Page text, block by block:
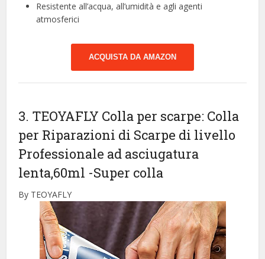
Resistente all’acqua, all’umidità e agli agenti
atmosferici
ACQUISTA DA AMAZON
3. TEOYAFLY Colla per scarpe: Colla
per Riparazioni di Scarpe di livello
Professionale ad asciugatura
lenta,60ml -Super colla
By TEOYAFLY